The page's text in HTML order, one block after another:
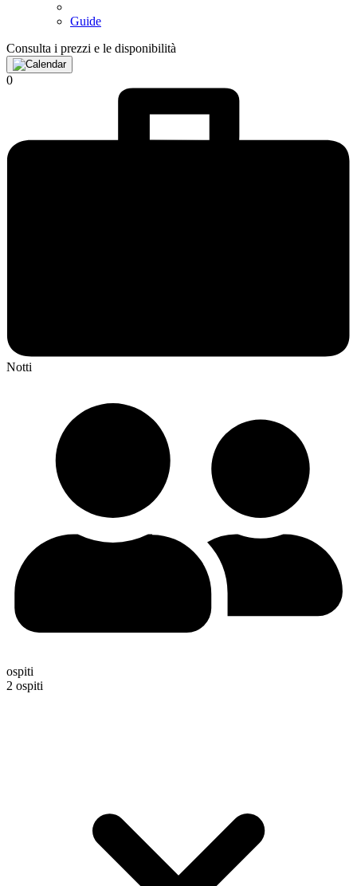
Guide
Consulta i prezzi e le disponibilità
0
Notti
ospiti
2 ospiti